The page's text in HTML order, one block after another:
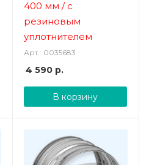
400 мм / с
резиновым
уплотнителем
Арт.: 0035683
4 590р.
В корзину